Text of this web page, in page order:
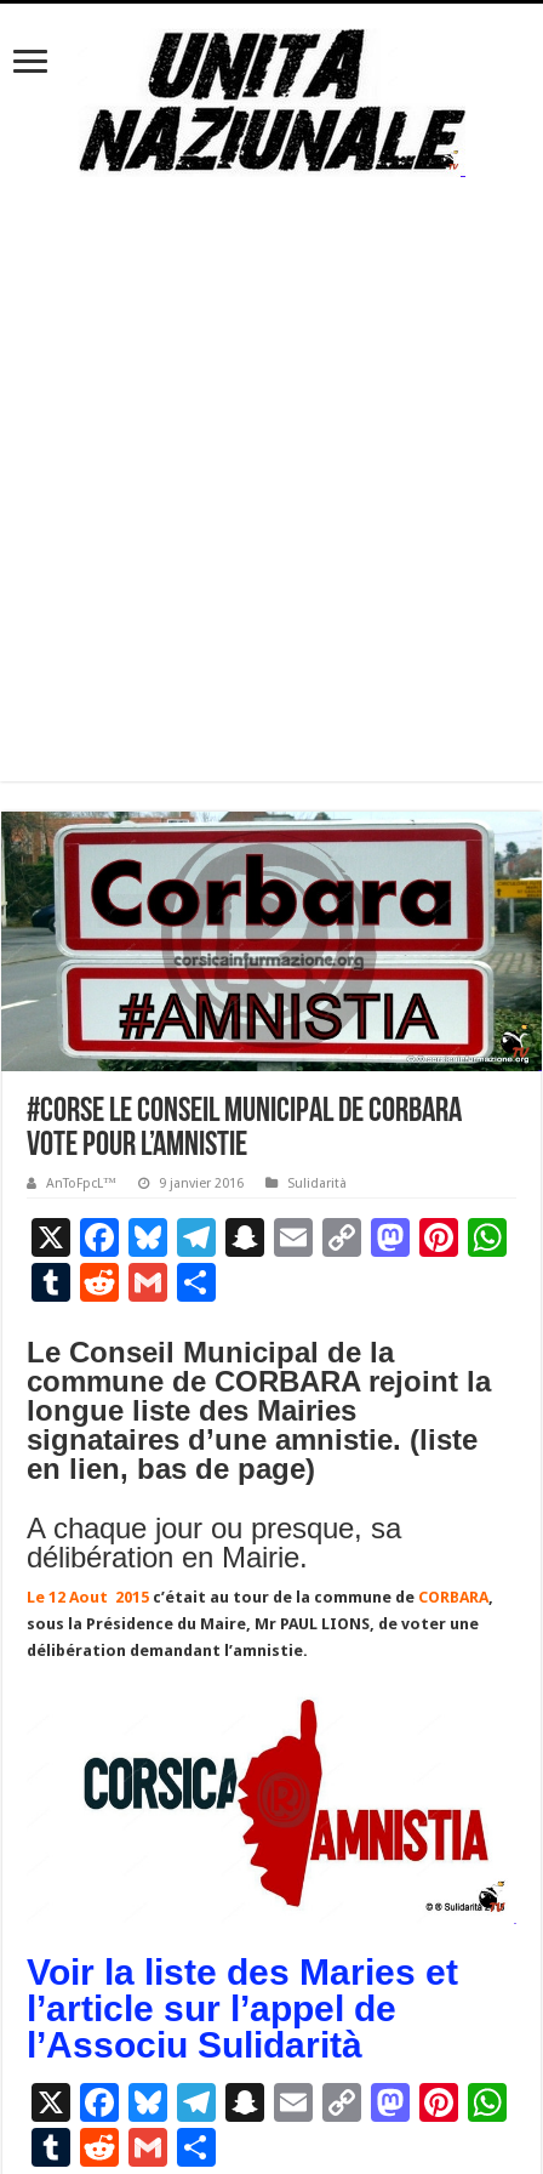
#Corse Le Conseil Municipal de CORBARA
vote pour l’Amnistie
AnToFpcL™ 9 janvier 2016 Sulidarità
X
F
ac
e
b
o
o
k
Bl
u
es
ky
T
gr
a
m
S
p
c
h
at
E
l
C
y
Li
n
M
o
n
Pi
t
T
m
bl
r
R
d
di
t
G
ai
l
ta
g
er
Le Conseil Municipal de la
commune de CORBARA rejoint la
longue liste des Mairies
signataires d’une amnistie. (liste
en lien, bas de page)
A chaque jour ou presque, sa
délibération en Mairie.
Le 12 Aout 2015 c’était au tour de la commune de CORBARA
sous la Présidence du Maire , Mr PAUL LIONS , de voter une
délibération demandant l’amnistie.
Voir la liste des Maries et
l’article sur l’appel de
l’Associu Sulidarità
X
F
ac
Bl
u
T
S
E
C
M
Pi
T
R
G